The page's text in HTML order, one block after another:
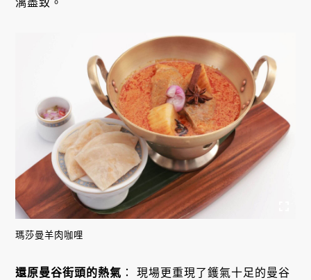
瑪莎曼羊肉咖哩
還原曼谷街頭的熱氣 ： 現場更重現了鑊氣十足的曼谷